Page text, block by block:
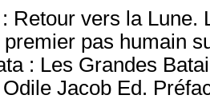
Retour vers la Lune.
pas humain
: Les Grandes
Jacob Ed.